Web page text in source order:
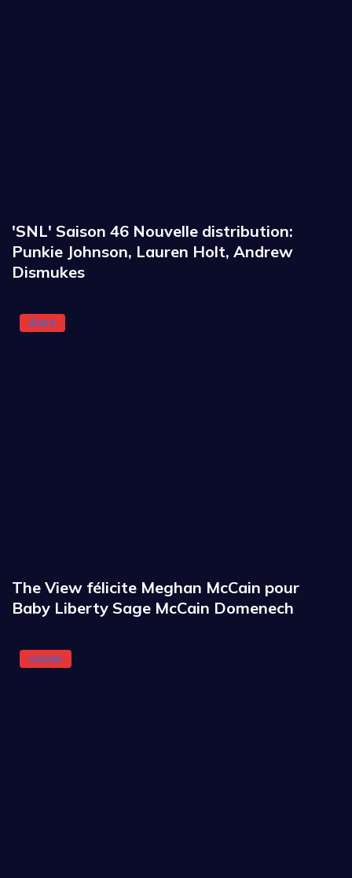
'SNL' Saison 46 Nouvelle distribution:
Punkie Johnson, Lauren Holt, Andrew
Dismukes
Autre
The View félicite Meghan McCain pour
Baby Liberty Sage McCain Domenech
salade